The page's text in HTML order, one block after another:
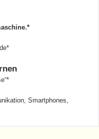
Smartphones,